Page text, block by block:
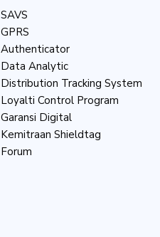
SAVS
GPRS
Authenticator
Data Analytic
Distribution Tracking System
Loyalti Control Program
Garansi Digital
Kemitraan Shieldtag
Forum